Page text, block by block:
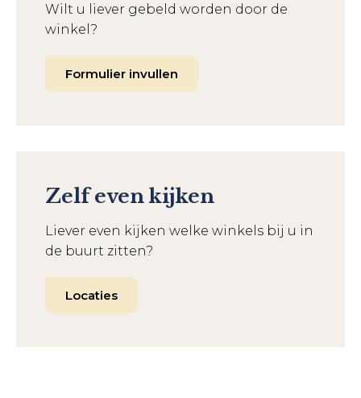
Wilt u liever gebeld worden door de
winkel?
Formulier invullen
Zelf even kijken
Liever even kijken welke winkels bij u in
de buurt zitten?
Locaties